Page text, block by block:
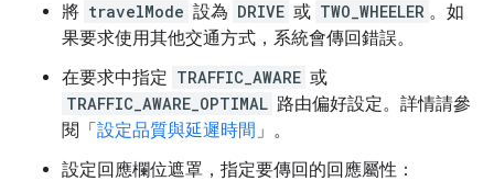
將 travelMode 設為 DRIVE 或 TWO_WHEELER 。如
果要求使用其他交通方式，系統會傳回錯誤。
在要求中指定 TRAFFIC_AWARE 或
TRAFFIC_AWARE_OPTIMAL 路由偏好設定。詳情請參
閱「設定品質與延遲時間 」。
設定回應欄位遮罩，指定要傳回的回應屬性：